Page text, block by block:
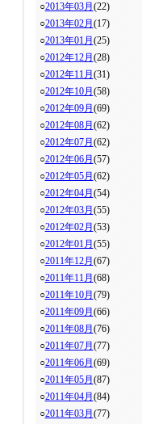
○2013年03月 (22)
○2013年02月 (17)
○2013年01月 (25)
○2012年12月 (28)
○2012年11月 (31)
○2012年10月 (58)
○2012年09月 (69)
○2012年08月 (62)
○2012年07月 (62)
○2012年06月 (57)
○2012年05月 (62)
○2012年04月 (54)
○2012年03月 (55)
○2012年02月 (53)
○2012年01月 (55)
○2011年12月 (67)
○2011年11月 (68)
○2011年10月 (79)
○2011年09月 (66)
○2011年08月 (76)
○2011年07月 (77)
○2011年06月 (69)
○2011年05月 (87)
○2011年04月 (84)
○2011年03月 (77)